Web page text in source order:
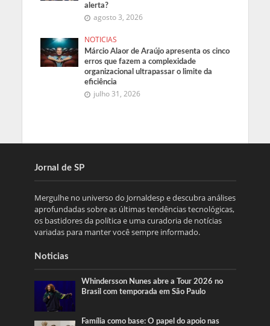
alerta?
agosto 3, 2026
NOTICIAS
Márcio Alaor de Araújo apresenta os cinco
erros que fazem a complexidade
organizacional ultrapassar o limite da
eficiência
julho 31, 2026
Jornal de SP
Mergulhe no universo do Jornaldesp e descubra análises
aprofundadas sobre as últimas tendências tecnológicas,
os bastidores da política e uma curadoria de notícias
variadas para manter você sempre informado.
Noticias
Whindersson Nunes abre a Tour 2026 no
Brasil com temporada em São Paulo
Família como base: O papel do apoio nas